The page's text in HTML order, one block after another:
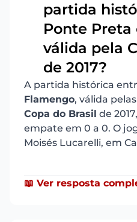
partida
Ponte Preta
válida pela
de 2017?
A partida histórica
Flamengo, válida
Copa do Brasil de
empate em 0 a 0. O
Moisés Lucarelli, em
📖 Ver resposta